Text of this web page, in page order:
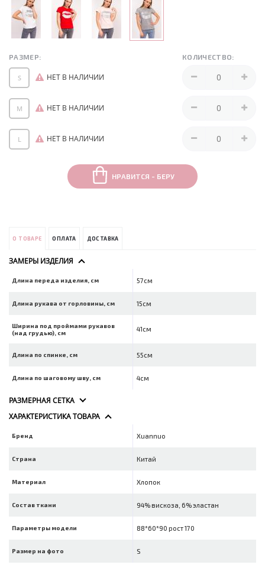
РАЗМЕР: КОЛИЧЕСТВО:
S НЕТ В НАЛИЧИИ
M НЕТ В НАЛИЧИИ
L НЕТ В НАЛИЧИИ
НРАВИТСЯ - БЕРУ
О ТОВАРЕ ОПЛАТА ДОСТАВКА
ЗАМЕРЫ ИЗДЕЛИЯ
Длина переда изделия, см 57см
Длина рукава от горловины, см 15см
Ширина под проймами рукавов
(над грудью), см
41см
Длина по спинке, см 55см
Длина по шаговому шву, см 4см
РАЗМЕРНАЯ СЕТКА
ХАРАКТЕРИСТИКА ТОВАРА
Бренд Xuannuo
Страна Китай
Материал Хлопок
Состав ткани 94% вискоза, 6% эластан
Параметры модели 88*60*90 рост 170
Размер на фото S